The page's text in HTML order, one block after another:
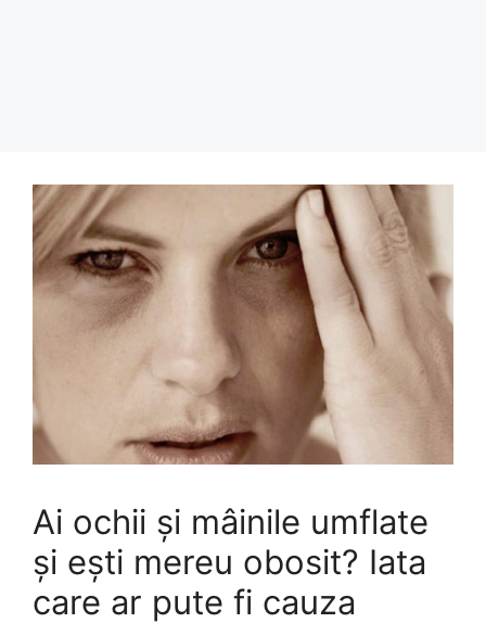
Ai ochii și mâinile umflate
și ești mereu obosit? Iata
care ar pute fi cauza